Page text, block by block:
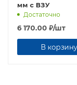
мм с ВЗУ
Достаточно
6 170.00 ₽/шт
В корзину